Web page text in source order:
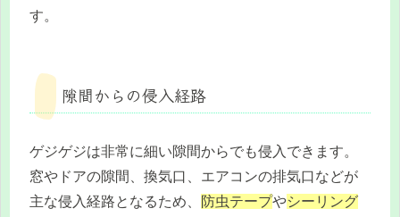
す。
隙間からの侵入経路
ゲジゲジは非常に細い隙間からでも侵入できます。
窓やドアの隙間、換気口、エアコンの排気口などが
主な侵入経路となるため、
防虫テープやシーリング